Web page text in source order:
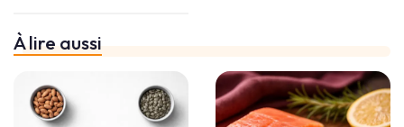
À lire aussi